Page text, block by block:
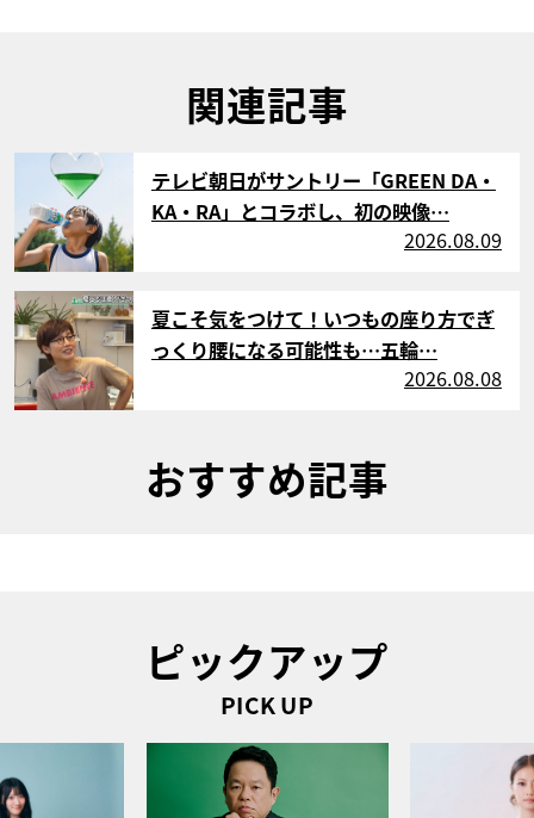
関連記事
テレビ朝日がサントリー「GREEN DA・
KA・RA」とコラボし、初の映像…
2026.08.09
サムネイル
夏こそ気をつけて！いつもの座り方でぎ
っくり腰になる可能性も…五輪…
2026.08.08
おすすめ記事
ピックアップ
PICK UP